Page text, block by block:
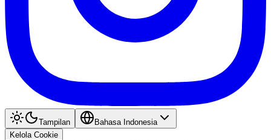
Tampilan
Bahasa Indonesia
Kelola Cookie